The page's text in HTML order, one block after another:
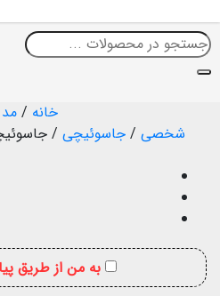
خانه /
شخصی / جاسوئیچی /
به من از طریق